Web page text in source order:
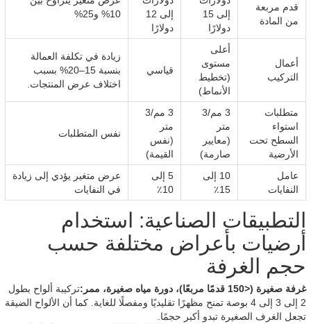
قدم مربعة
من المادة
إلى 15
دولارًا
إلى 12
دولارًا
10% و25%
أعمال
التركيب
أعلى
مستوى
(تخطيط
الأنماط)
قياسي
زيادة في تكلفة العمالة
بنسبة 15–20% بسبب
اختلاف عرض المنتجات.
متطلبات
استواء
السطح تحت
الأرضية
3 مم/3
متر
(معايير
صارمة)
3 مم/3
متر
(نفس
القيمة)
نفس المتطلبات
عامل
النفايات
10 إلى
15٪
5 إلى
10٪
عرض متغير يؤدي إلى زيادة
في النفايات
التطبيقات الصناعية: استخدام
أرضيات بأعراض مختلفة حسب
حجم الغرفة
غرفة صغيرة (<150 قدمًا مربعًا)، دورة مياه صغيرة، ممر:
تركيبة ألواح بطول
2 إلى 3 إلى 4 بوصة تمنح مظهرًا تقليديًا ومفصلًا للغاية. كما أن الألواح الضيقة
تجعل الغرف الصغيرة تبدو أكبر حجمًا.